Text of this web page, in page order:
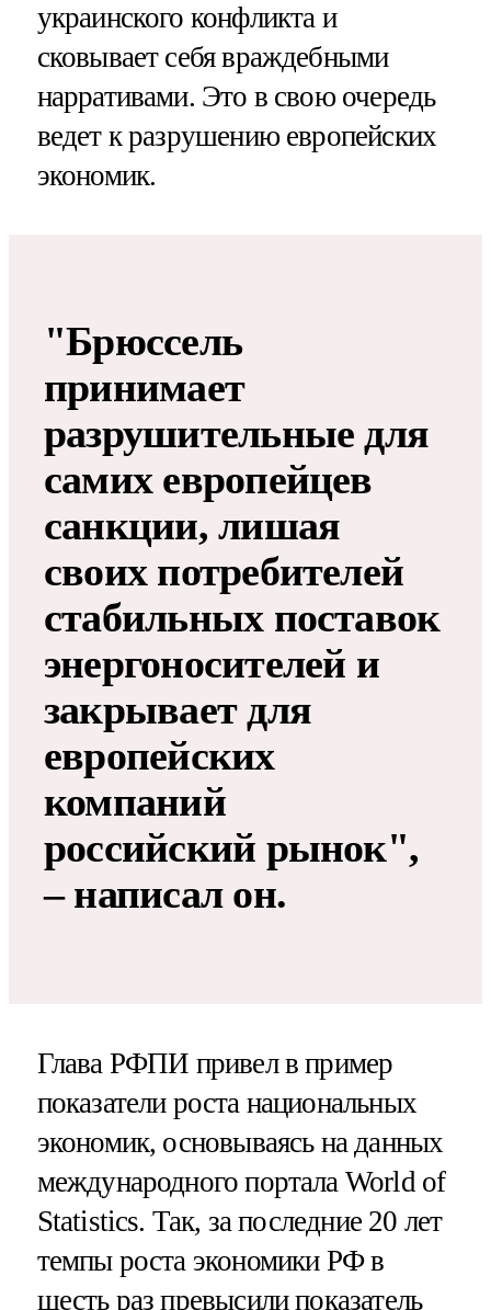
украинского конфликта и
сковывает себя враждебными
нарративами. Это в свою очередь
ведет к разрушению европейских
экономик.
"Брюссель
принимает
разрушительные для
самих европейцев
санкции, лишая
своих потребителей
стабильных поставок
энергоносителей и
закрывает для
европейских
компаний
российский рынок",
– написал он.
Глава РФПИ привел в пример
показатели роста национальных
экономик, основываясь на данных
международного портала World of
Statistics. Так, за последние 20 лет
темпы роста экономики РФ в
шесть раз превысили показатель